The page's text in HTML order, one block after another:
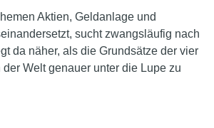
Aktien, Geldanlage und
sucht zwangsläufig nach
da näher, als die Grundsätze der vier
Welt genauer unter die Lupe zu